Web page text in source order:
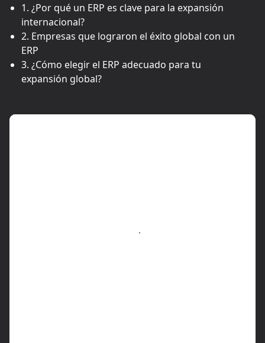
1. ¿Por qué un ERP es clave para la expansión
internacional?
2. Empresas que lograron el éxito global con un
ERP
3. ¿Cómo elegir el ERP adecuado para tu
expansión global?